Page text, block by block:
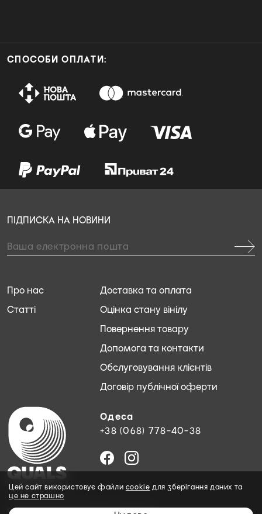
СПОСОБИ ОПЛАТИ:
Одеса
+38 (068) 778-40-38
Доставка та оплата
Оцінка стану вінілу
Повернення товару
Допомога та контакти
Обслуговування клієнтів
Договір публічної оферти
Про нас
Статті
ПІДПИСКА НА НОВИНИ
© 2026 QUALS. Всі права захищені.
Цей сайт використовує файли cookie для зберігання даних та
це не страшно